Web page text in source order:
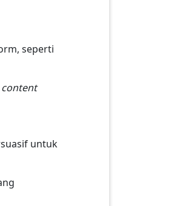
seperti
content
untuk